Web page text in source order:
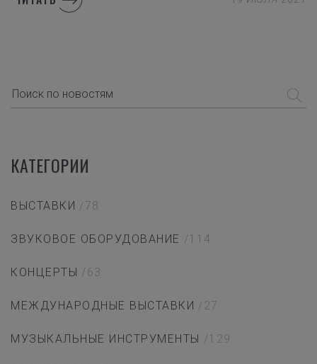
КАТЕГОРИИ
ВЫСТАВКИ /78
ЗВУКОВОЕ ОБОРУДОВАНИЕ /114
КОНЦЕРТЫ /63
МЕЖДУНАРОДНЫЕ ВЫСТАВКИ /27
МУЗЫКАЛЬНЫЕ ИНСТРУМЕНТЫ /129